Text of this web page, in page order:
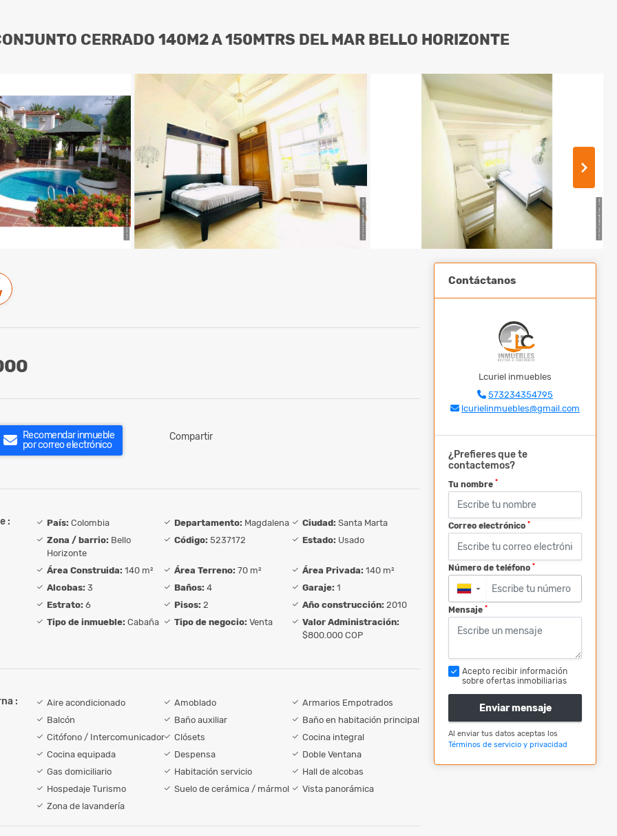
CERRADO 140M2 A 150MTRS DEL MAR BELLO HORIZONTE
Recomendar inmueble
por correo electrónico
Compartir
: País: Colombia Departamento: Magdalena Ciudad: Santa Marta
Zona / barrio: Bello
Horizonte
Código: 5237172 Estado: Usado
Área Construida: 140 m² Área Terreno: 70 m² Área Privada: 140 m²
Alcobas: 3 Baños: 4 Garaje: 1
Estrato: 6 Pisos: 2 Año construcción: 2010
Tipo de inmueble: Cabaña Tipo de negocio: Venta
Valor Administración:
$800.000 COP
: Aire acondicionado Amoblado
Armarios Empotrados
Balcón
Baño auxiliar
Baño en habitación principal
Citófono / Intercomunicador
Clósets
Cocina integral
Cocina equipada
Despensa
Doble Ventana
Gas domiciliario
Habitación servicio
Hall de alcobas
Hospedaje Turismo
Suelo de cerámica / mármol
Vista panorámica
Zona de lavandería
Contáctanos
Lcuriel inmuebles
573234354795
lcurielinmuebles@gmail.com
¿Prefieres que te
contactemos?
Tu nombre *
Correo electrónico *
Número de teléfono *
▼
Mensaje *
Acepto recibir información
sobre ofertas inmobiliarias
Enviar mensaje
Al enviar tus datos aceptas los
Términos de servicio y privacidad